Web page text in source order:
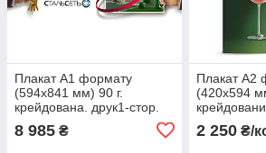
Плакат А1 формату
(594х841 мм) 90 г.
крейдована. друк1-стор.
8 985 ₴
Плакат А2
(420х594
2 250₴/